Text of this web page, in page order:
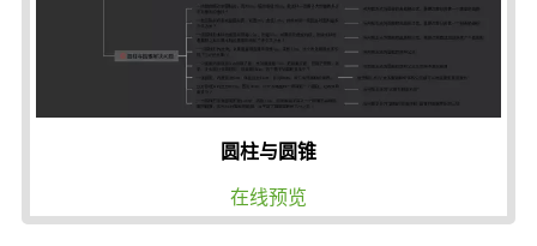
圆柱与圆锥
在线预览